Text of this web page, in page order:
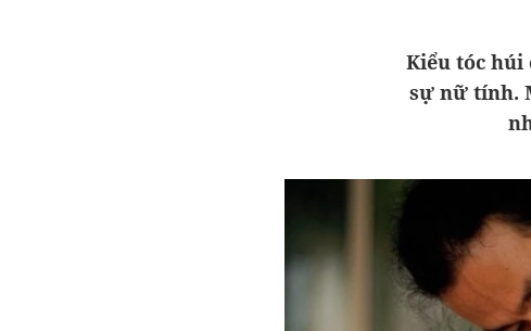
Kiểu tóc húi
sự nữ tính.